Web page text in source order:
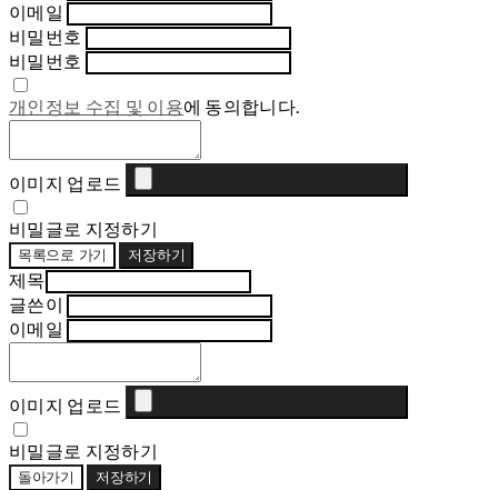
이메일
비밀번호
비밀번호
개인정보 수집 및 이용에 동의합니다.
이미지 업로드
비밀글로 지정하기
목록으로 가기 저장하기
제목
글쓴이
이메일
이미지 업로드
비밀글로 지정하기
돌아가기 저장하기